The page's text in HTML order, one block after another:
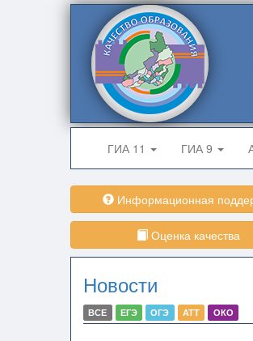
ГИА 11 ГИА 9
Информационная
Оценка качества
Новости
ВСЕ ЕГЭ ОГЭ АТТ ОКО